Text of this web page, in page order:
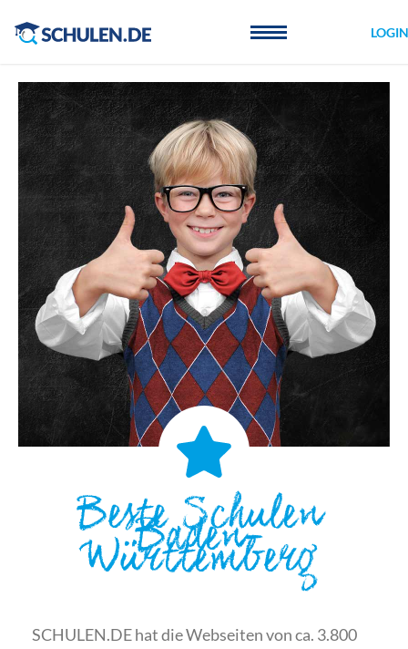
LOGIN
Beste Schulen
Baden-
Württemberg
SCHULEN.DE hat die Webseiten von ca. 3.800